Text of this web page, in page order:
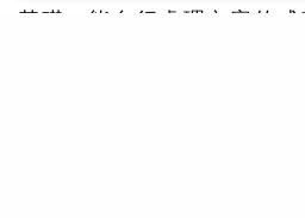
基礎、能自行處理內容的成